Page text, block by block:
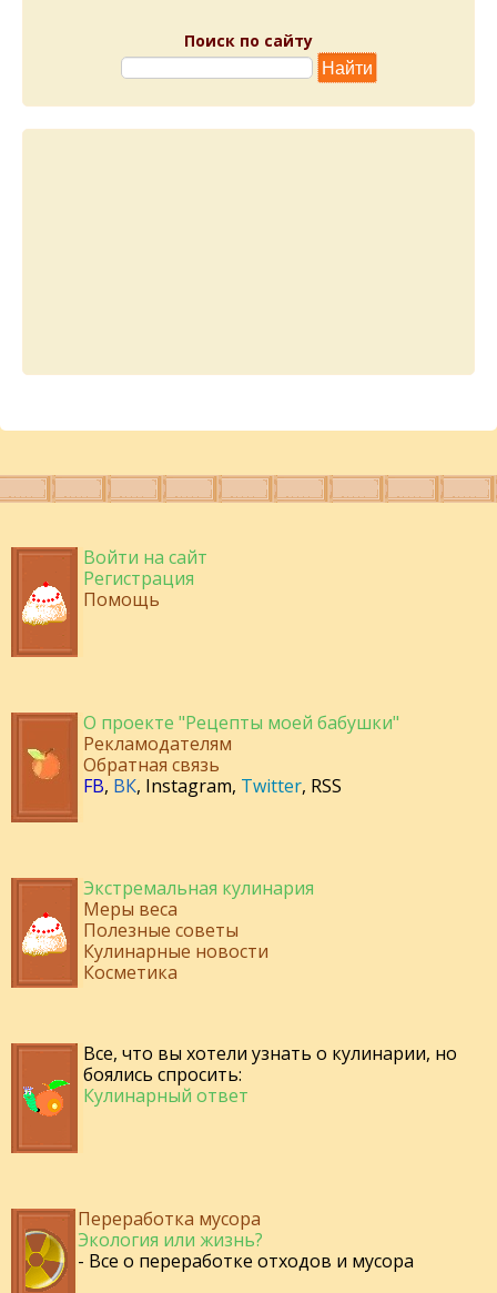
Поиск по сайту
Войти на сайт
Регистрация
Помощь
О проекте "Рецепты моей бабушки"
Рекламодателям
Обратная связь
FB, ВК, Instagram, Twitter, RSS
Экстремальная кулинария
Меры веса
Полезные советы
Кулинарные новости
Косметика
Все, что вы хотели узнать о кулинарии, но
боялись спросить:
Кулинарный ответ
Переработка мусора
Экология или жизнь?
- Все о переработке отходов и мусора